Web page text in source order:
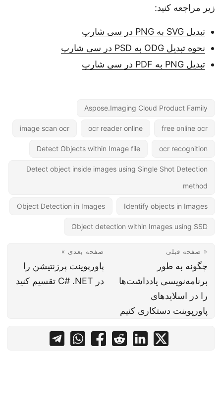
زیر مراجعه کنید:
تبدیل SVG به PNG در سی شارپ
نحوه تبدیل ODG به PSD در سی شارپ
تبدیل PNG به PDF در سی شارپ
Aspose.Imaging Cloud Product Family
free online ocr
ocr reader online
image scan ocr
ocr recognition
Detect Objects within Image file
Detect object inside images using Single Shot Detection
method
Identify objects in Images
Object Detection in Images
Object detection within Images using SSD
« صفحه قبلی
چگونه به طور
برنامه‌نویسی یادداشت‌ها
را در اسلایدهای
پاورپوینت دستکاری کنیم
صفحه بعدی »
پاورپوینت پرزنتیشن را
در C# .NET تقسیم کنید